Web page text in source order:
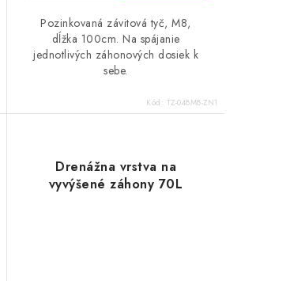
Pozinkovaná závitová tyč, M8,
dĺžka 100cm. Na spájanie
jednotlivých záhonových dosiek k
sebe.
Kód: TZ-048M8-ZN1
Drenážna vrstva na
vyvýšené záhony 70L